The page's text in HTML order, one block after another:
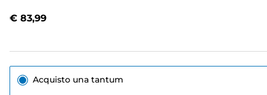
€ 83,99
Acquisto una tantum